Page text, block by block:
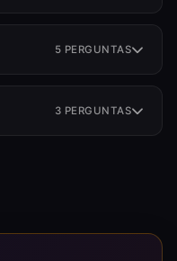
5 PERGUNTAS
3 PERGUNTAS